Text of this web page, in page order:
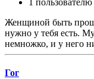
Женщиной быть
нужно у тебя есть.
немножко, и у него
Гог